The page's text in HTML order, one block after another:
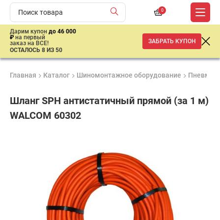
0
Дарим купон до 46 000
₽ на первый
заказ на ВСЕ!
ОСТАЛОСЬ 8 ИЗ 50
ЗАБРАТЬ КУПОН
Главная Каталог Шиномонтажное оборудование
Шланг SPH антистатичный прямой (за 1 м)
WALCOM 60302
от 2 дней